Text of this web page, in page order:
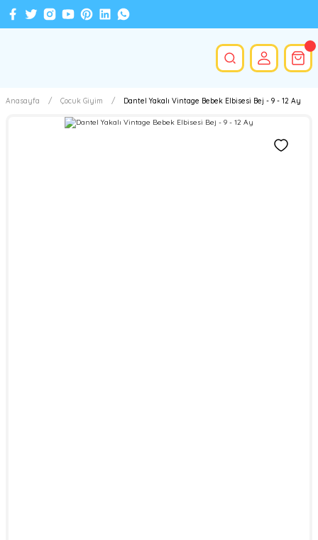
Anasayfa Çocuk Giyim Dantel Yakalı Vintage Bebek Elbisesi Bej - 9 - 12 Ay